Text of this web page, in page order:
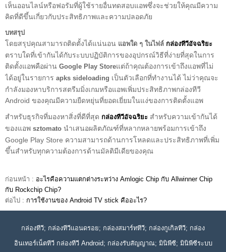
เห็นออนไลน์หรือฟอรัมที่ผู้ใช้รายอื่นทดสอบแอพซึ่งจะช่วยให้คุณมีความ
คิดที่ดีขึ้นเกี่ยวกับประสิทธิภาพและความปลอดภัย
บทสรุป
โดยสรุปคุณสามารถติดตั้งได้แน่นอน แอพใด ๆ ในไฟล์ กล่องทีวีอัจฉริยะ
ตราบใดที่เข้ากันได้กับระบบปฏิบัติการของอุปกรณ์วิธีที่ง่ายที่สุดในการ
ติดตั้งแอพคือผ่าน Google Play Storeแต่ถ้าคุณต้องการเข้าถึงแอพที่ไม่
ได้อยู่ในรายการ apks sideloading เป็นตัวเลือกที่ทำงานได้ ไม่ว่าคุณจะ
กำลังมองหาบริการสตรีมมิ่งเกมหรือแอพเพิ่มประสิทธิภาพกล่องทีวี
Android ของคุณมีความยืดหยุ่นที่ยอดเยี่ยมในแง่ของการติดตั้งแอพ
สำหรับธุรกิจที่มองหาสิ่งที่ดีที่สุด กล่องทีวีอัจฉริยะ สำหรับความเข้ากันได้
ของแอพ sztomato นำเสนอผลิตภัณฑ์ที่หลากหลายพร้อมการเข้าถึง
Google Play Store ความสามารถด้านการโหลดและประสิทธิภาพที่เพิ่ม
ขึ้นสำหรับทุกความต้องการด้านมัลติมีเดียของคุณ
ก่อนหน้า : อะไรคือความแตกต่างระหว่าง Amlogic Chip กับ Allwinner Chip
กับ Rockchip Chip?
ต่อไป : การใช้งานของ Android TV stick คืออะไร?
กล่องทีวี; กล่องทีวีแอนดรอย; กล่องสมาร์ททีวี; กล่องกูเกิลทีวี; กล่อง
อินเทอร์เน็ตทีวี กล่องทีวี Android; กล่องรับสัญญาณ; มินิพีซี; มินิพีซีระบบ